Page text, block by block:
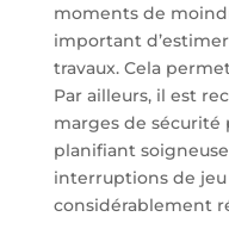
moments de
important
travaux. Cela
Par ailleurs, il est
marges de sécurité
planifiant
interruptions de
considérablement